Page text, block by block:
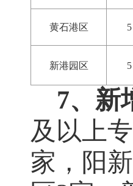
黄石港区 5
新港园区 5
7、新
及以上
家，阳